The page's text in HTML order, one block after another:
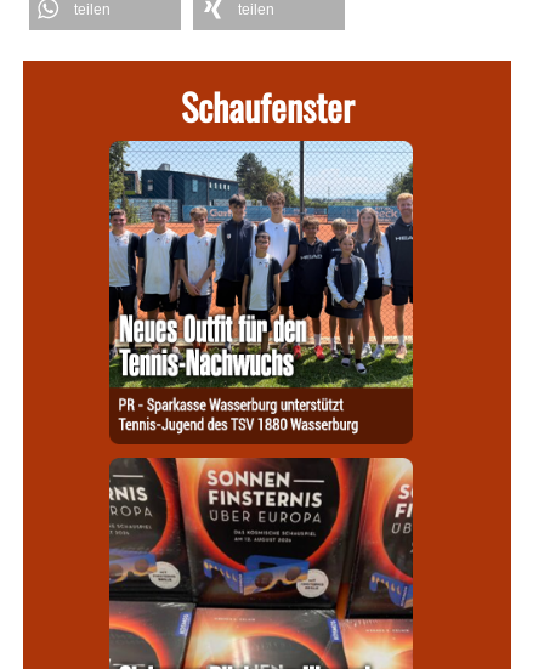
teilen teilen
Schaufenster